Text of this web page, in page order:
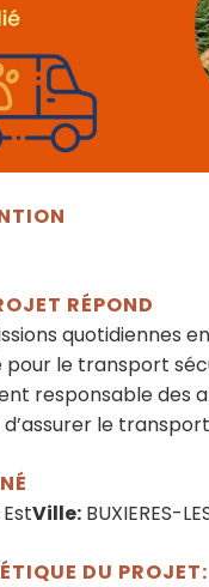
RÉPOND
quotidiennes
le transport
responsable des
le
Ville: BUXIERES-
DU PROJET: